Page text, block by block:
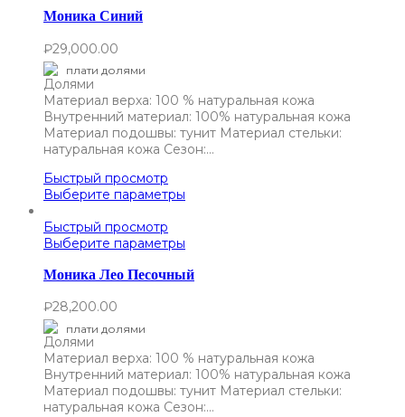
Моника Синий
₽29,000.00
плати долями
Материал верха: 100 % натуральная кожа
Внутренний материал: 100% натуральная кожа
Материал подошвы: тунит Материал стельки:
натуральная кожа Сезон:…
Быстрый просмотр
Выберите параметры
Быстрый просмотр
Выберите параметры
Моника Лео Песочный
₽28,200.00
плати долями
Материал верха: 100 % натуральная кожа
Внутренний материал: 100% натуральная кожа
Материал подошвы: тунит Материал стельки:
натуральная кожа Сезон:…